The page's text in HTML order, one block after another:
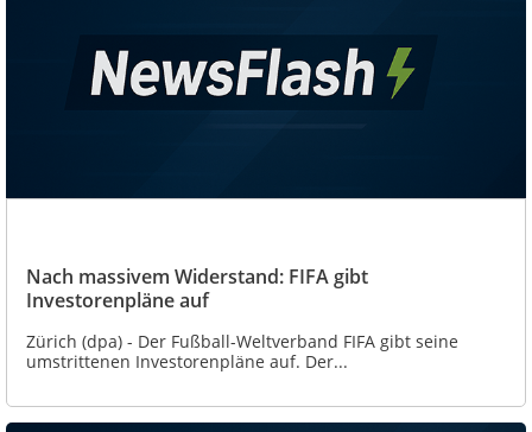
Nach massivem Widerstand: FIFA gibt
Investorenpläne auf
Zürich (dpa) - Der Fußball-Weltverband FIFA gibt seine
umstrittenen Investorenpläne auf. Der...